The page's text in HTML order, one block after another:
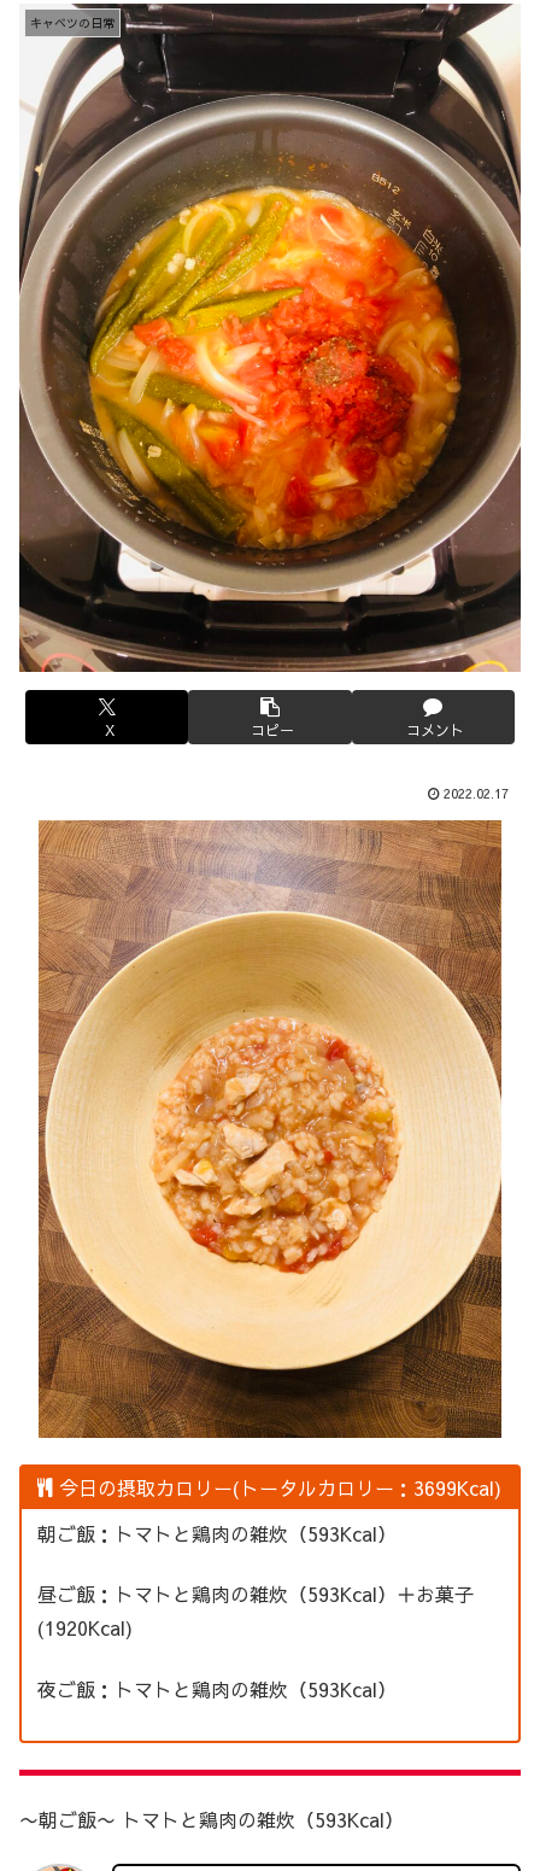
キャベツの日常
X コピー コメント
2022.02.17
今日の摂取カロリー(トータルカロリー：3699Kcal)
朝ご飯：トマトと鶏肉の雑炊（593Kcal）
昼ご飯：トマトと鶏肉の雑炊（593Kcal）＋お菓子
(1920Kcal)
夜ご飯：トマトと鶏肉の雑炊（593Kcal）
〜朝ご飯〜 トマトと鶏肉の雑炊（593Kcal）